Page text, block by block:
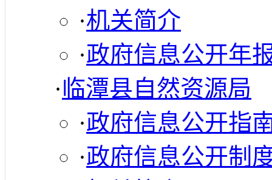
·机关简介
·政府信息公开年
·临潭县自然资源局
·政府信息公开指
·政府信息公开制